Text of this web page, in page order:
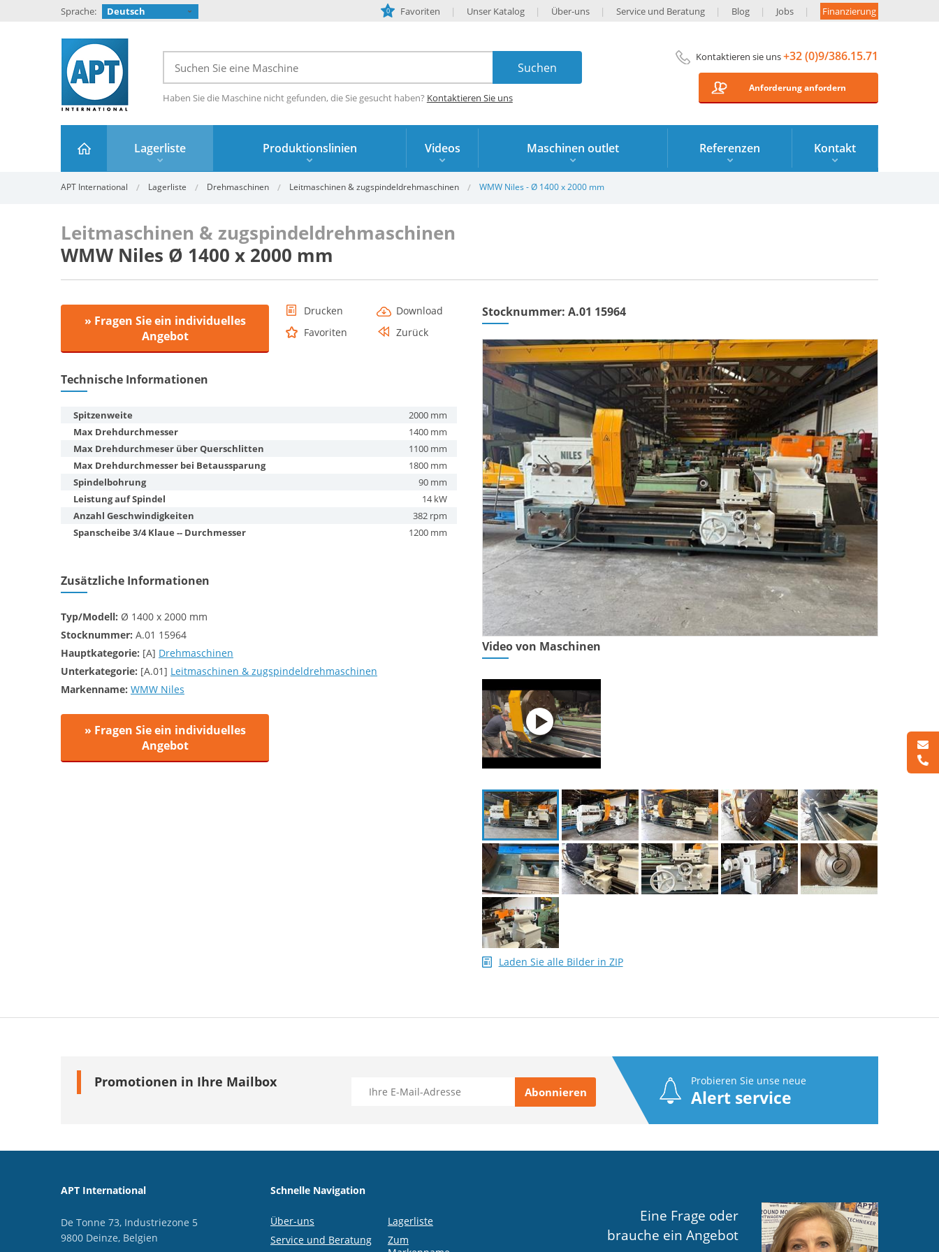
Sprache: Deutsch 0 Favoriten Unser Katalog Über-uns Service und Beratung Blog Jobs Finanzierung
Haben Sie die Maschine nicht gefunden, die Sie gesucht haben? Kontaktieren Sie uns
Kontaktieren sie uns+32 (0)9/386.15.71
Anforderung anfordern
Lagerliste Produktionslinien Videos Maschinen outlet Referenzen Kontakt
APT International Lagerliste Drehmaschinen Leitmaschinen & zugspindeldrehmaschinen WMW Niles - Ø 1400 x 2000 mm
Leitmaschinen & zugspindeldrehmaschinen
WMW Niles Ø 1400 x 2000 mm
» Fragen Sie ein individuelles
Angebot
Drucken
Download
Favoriten
Zurück
Technische Informationen
Spitzenweite
2000 mm
Max Drehdurchmesser
1400 mm
Max Drehdurchmeser über Querschlitten
1100 mm
Max Drehdurchmesser bei Betaussparung
1800 mm
Spindelbohrung
90 mm
Leistung auf Spindel
14 kW
Anzahl Geschwindigkeiten
382 rpm
Spanscheibe 3/4 Klaue -- Durchmesser
1200 mm
Zusätzliche Informationen
Typ/Modell: Ø 1400 x 2000 mm
Stocknummer: A.01 15964
Hauptkategorie: [A] Drehmaschinen
Unterkategorie: [A.01] Leitmaschinen & zugspindeldrehmaschinen
Markenname: WMW Niles
» Fragen Sie ein individuelles
Angebot
Stocknummer: A.01 15964
Video von Maschinen
Laden Sie alle Bilder in ZIP
Promotionen in Ihre Mailbox Probieren Sie unse neue
Alert service
APT International
De Tonne 73, Industriezone 5
9800 Deinze, Belgien
Schnelle Navigation
Über-uns
Service und Beratung
Lagerliste
Zum
Eine Frage oder
brauche ein Angebot